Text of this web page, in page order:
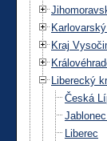
Kraj
Liberecký
Česká
Liberec